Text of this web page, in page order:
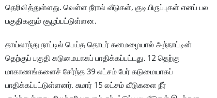
தெரிவித்துள்ளது. வெள்ள நீரால் வீடுகள், குடியிருப்புகள் எனப் பல
பகுதிகளும் சூழப்பட்டுள்ளன.
தாய்லாந்து நாட்டில் பெய்த தொடர் கனமழையால் அந்நாட்டின்
தெற்குப் பகுதி கடுமையாகப் பாதிக்கப்பட்டது. 12 தெற்கு
மாகாணங்களைச் சேர்ந்த 39 லட்சம் பேர் கடுமையாகப்
பாதிக்கப்பட்டுள்ளனர். சுமார் 15 லட்சம் வீடுகளை நீர்